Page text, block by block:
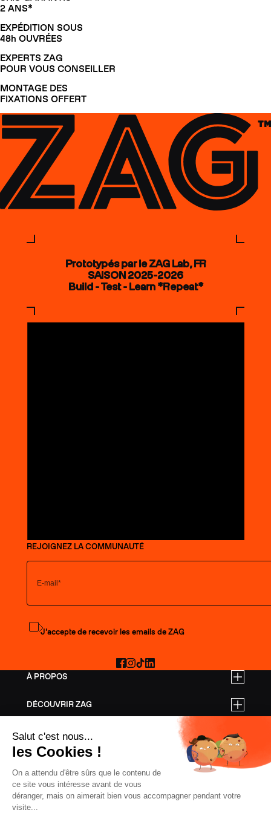
2 ANS*
EXPÉDITION SOUS
48h OUVRÉES
EXPERTS ZAG
POUR VOUS CONSEILLER
MONTAGE DES
FIXATIONS OFFERT
À PROPOS
DÉCOUVRIR ZAG
TARIFS PRO
SKIS FREERIDE
Prototypés par le ZAG Lab, FR
SAISON 2025-2026
Build - Test - Learn *Repeat*
REJOIGNEZ LA COMMUNAUTÉ
S'abonner à la newsletter
J’accepte de recevoir les emails de ZAG
Facebook
Instagram
TikTokLinkedIn